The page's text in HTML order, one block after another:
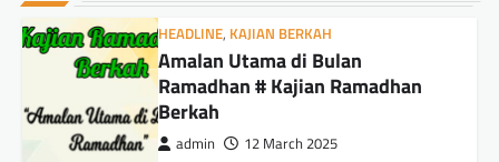
HEADLINE, KAJIAN BERKAH
Amalan Utama di Bulan
Ramadhan # Kajian Ramadhan
Berkah
admin 12 March 2025